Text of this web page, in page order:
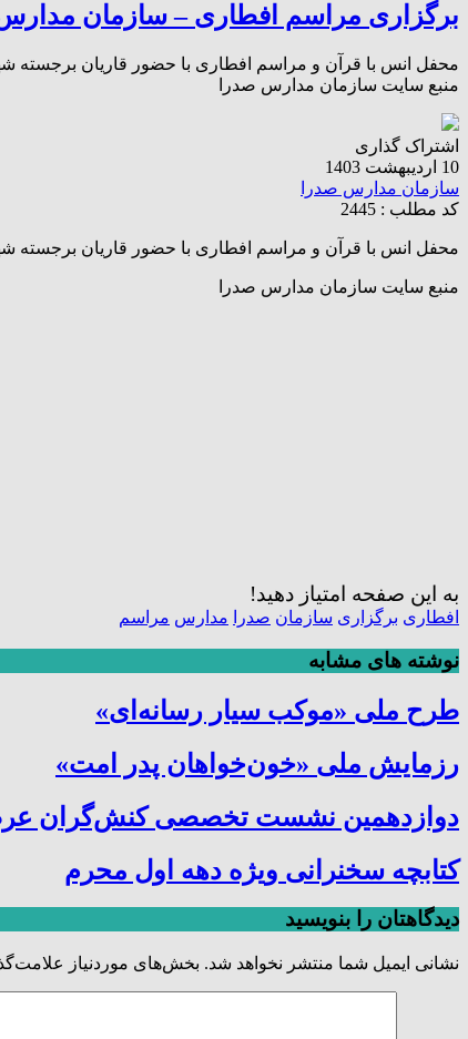
برگزاری مراسم افطاری – سازمان
محفل انس با قرآن و مراسم افطاری با حضور قاریان برجسته
منبع سایت سازمان مدارس صدرا
اشتراک گذاری
10 اردیبهشت 1403
سازمان مدارس صدرا
کد مطلب : 2445
محفل انس با قرآن و مراسم افطاری با حضور قاریان برجسته
منبع سایت سازمان مدارس صدرا
به این صفحه امتیاز دهید!
افطاری برگزاری سازمان صدرا مدارس مراسم
نوشته های مشابه
طرح ملی «موکب سیار رسانه‌ای»
رزمایش ملی «خون‌خواهان پدر امت»
دوازدهمین نشست تخصصی کنش‌گران
کتابچه سخنرانی ویژه دهه اول محرم
دیدگاهتان را بنویسید
نشانی ایمیل شما منتشر نخواهد شد. بخش‌های موردنیاز